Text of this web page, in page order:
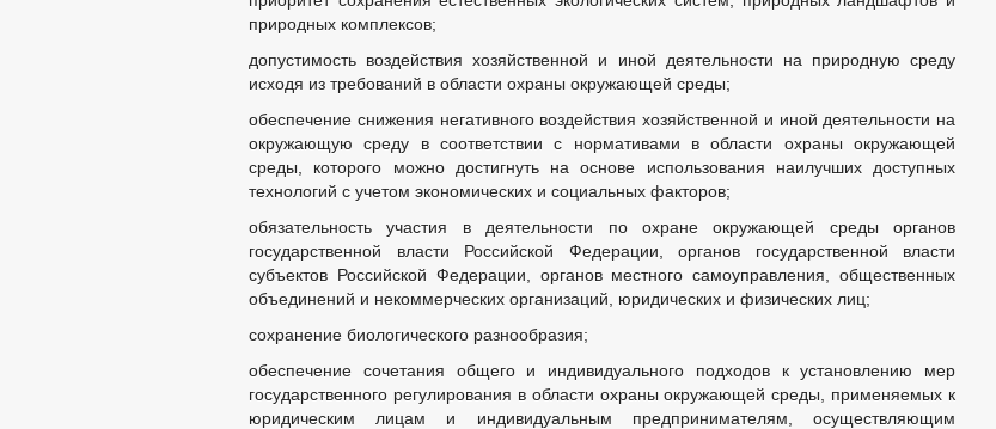
природных комплексов;
допустимость воздействия хозяйственной и иной деятельности на природную среду
исходя из требований в области охраны окружающей среды;
обеспечение снижения негативного воздействия хозяйственной и иной деятельности на
окружающую среду в соответствии с нормативами в области охраны окружающей
среды, которого можно достигнуть на основе использования наилучших доступных
технологий с учетом экономических и социальных факторов;
обязательность участия в деятельности по охране окружающей среды органов
государственной власти Российской Федерации, органов государственной власти
субъектов Российской Федерации, органов местного самоуправления, общественных
объединений и некоммерческих организаций, юридических и физических лиц;
сохранение биологического разнообразия;
обеспечение сочетания общего и индивидуального подходов к установлению мер
государственного регулирования в области охраны окружающей среды, применяемых к
юридическим лицам и индивидуальным предпринимателям, осуществляющим